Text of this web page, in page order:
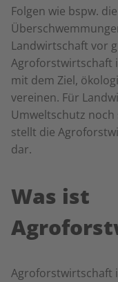
Folgen wie bspw.
Landwirtschaft vor
Agroforstwirtschaft
mit dem Ziel,
vereinen. Für
Umweltschutz noch
stellt die
dar.
Was ist
Agroforstwirtschaft